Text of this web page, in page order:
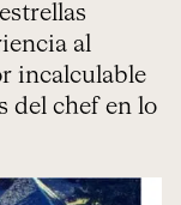
al
incalculable
del chef en lo